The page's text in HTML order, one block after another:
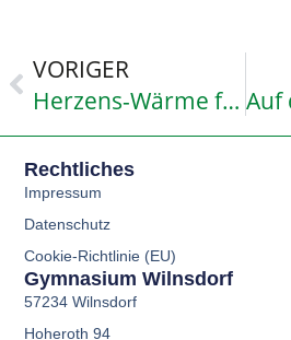
VORIGER
Herzens-Wärme für vier Pfoten zeigte die Klasse 7b
Rechtliches
Impressum
Datenschutz
Cookie-Richtlinie (EU)
Gymnasium Wilnsdorf
57234 Wilnsdorf
Hoheroth 94